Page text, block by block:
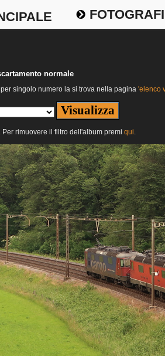
normale
singolo numero la si trova nella pagina 'elenco
. Per rimuovere il filtro dell'album premi qui.